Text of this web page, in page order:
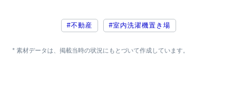
#不動産 #室内洗濯機置き場
* 素材データは、掲載当時の状況にもとづいて作成しています。